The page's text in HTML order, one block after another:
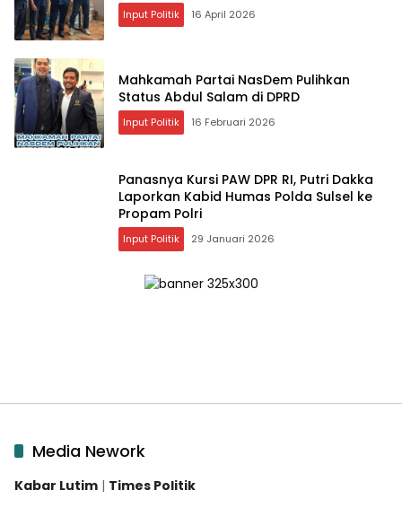
Input Politik 16 April 2026
Mahkamah Partai NasDem Pulihkan
Status Abdul Salam di DPRD
Input Politik 16 Februari 2026
Panasnya Kursi PAW DPR RI, Putri Dakka
Laporkan Kabid Humas Polda Sulsel ke
Propam Polri
Input Politik 29 Januari 2026
Media Nework
Kabar Lutim | Times Politik